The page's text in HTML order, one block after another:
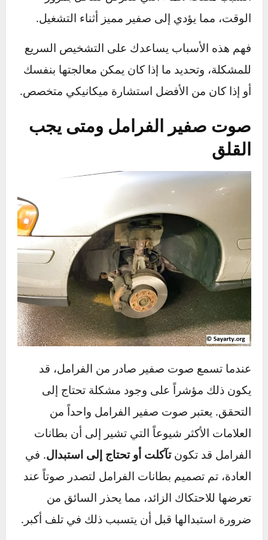
التهوية أو نظام العادم
هو السبب. عندما يحدث
الضغط في إصدار صوت صفير. وأخيراً، قد يكون
السبب
مضخة الماء
التي تتعرض للتآكل بمرور
الوقت، مما يؤدي إلى صفير مميز أثناء التشغيل.
فهم هذه الأسباب يساعدك على التشخيص السريع
للمشكلة، وتحديد ما إذا كان يمكن معالجتها بنفسك
أو إذا كان من الأفضل استشارة ميكانيكي متخصص.
صوت صفير الفرامل ومتى يجب
القلق
عندما تسمع صوت صفير صادر من الفرامل، قد
يكون ذلك مؤشراً على وجود مشكلة تحتاج إلى
التحقق. يعتبر صوت صفير الفرامل واحداً من